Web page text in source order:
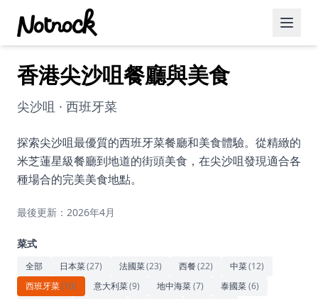
精選活動
博客文章
約會好去處
美食佳餚
藝術文化
香港尖沙咀餐廳與美食
尖沙咀 · 西班牙菜
探索尖沙咀最優質的西班牙菜餐廳和美食體驗。從精緻的
米芝蓮星級餐廳到地道的街頭美食，在尖沙咀發現適合各
種場合的完美美食地點。
最後更新：2026年4月
菜式
全部 日本菜(27) 法國菜(23) 西餐(22) 中菜(12)
西班牙菜(10) 意大利菜(9) 地中海菜(7) 泰國菜(6)